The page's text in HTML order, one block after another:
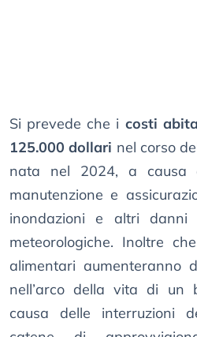
Si prevede che i costi
125.000 dollari nel corso
nata nel 2024, a causa
manutenzione e
inondazioni e altri danni
meteorologiche. Inoltre
alimentari aumenteranno
nell’arco della vita di un
causa delle interruzioni